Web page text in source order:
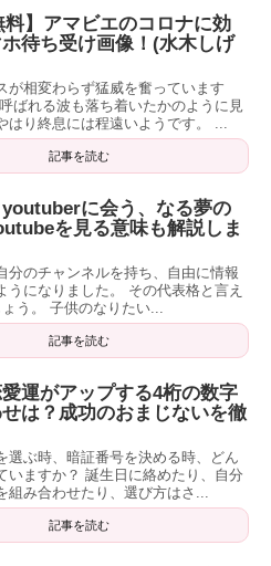
説（木・火・土・金・水）の
ることを表しています。
強力なパワーを持つ五芒星。
ていた通り、厄除け・魔除け
、五芒星はグッズもたくさん
なくても、身に付けていれば
マンセ
るイメージが強いですよね。
があります。
いるのをよくみますね。
低価格のものもありますの
もしれません。
水晶 ヒマラヤ水晶 天然石 一
連ブレス ガネーシュヒマール
料】アマビエのコロナに効
待ち受け画像！(水木しげ
が相変わらず猛威を奮っています
ばれる波も落ち着いたかのように見
はり終息には程遠いようです。 ...
記事を読む
youtuberに会う、なる夢の
を見る意味も解説しま
分のチャンネルを持ち、自由に情報
うになりました。 その代表格と言え
う。 子供のなりたい...
記事を読む
愛運がアップする4桁の数字
は？成功のおまじないを徹
選ぶ時、暗証番号を決める時、どん
いますか？ 誕生日に絡めたり、自分
組み合わせたり、選び方はさ...
記事を読む